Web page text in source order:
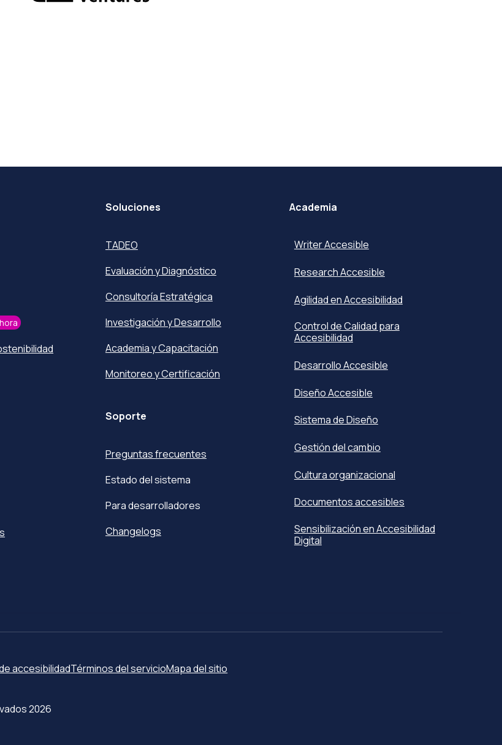
Soluciones
TADEO
Evaluación y Diagnóstico
Consultoría Estratégica
Investigación y Desarrollo
Academia y Capacitación
Monitoreo y Certificación
Soporte
Preguntas frecuentes
Estado del sistema
Para desarrolladores
Changelogs
Academia
Writer Accesible
Research Accesible
Agilidad en Accesibilidad
Control de Calidad para
Accesibilidad
Desarrollo Accesible
Diseño Accesible
Sistema de Diseño
Gestión del cambio
Cultura organizacional
Documentos accesibles
Sensibilización en Accesibilidad
Digital
accesibilidadTérminos del servicioMapa del sitio
2026